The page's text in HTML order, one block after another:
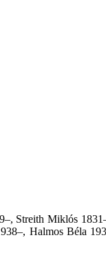
Streith Miklós
Halmos Béla